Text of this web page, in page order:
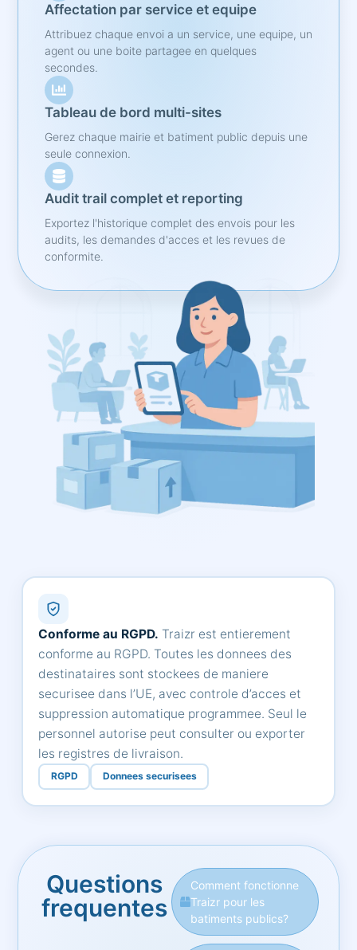
Affectation par service et equipe
Attribuez chaque envoi a un service, une equipe, un
agent ou une boite partagee en quelques
secondes.
Tableau de bord multi-sites
Gerez chaque mairie et batiment public depuis une
seule connexion.
Audit trail complet et reporting
Exportez l'historique complet des envois pour les
audits, les demandes d'acces et les revues de
conformite.
Conforme au RGPD. Traizr est entierement
conforme au RGPD. Toutes les donnees des
destinataires sont stockees de maniere
securisee dans l’UE, avec controle d’acces et
suppression automatique programmee. Seul le
personnel autorise peut consulter ou exporter
les registres de livraison.
RGPD Donnees securisees
Questions
frequentes
Comment fonctionne
Traizr pour les
batiments publics?